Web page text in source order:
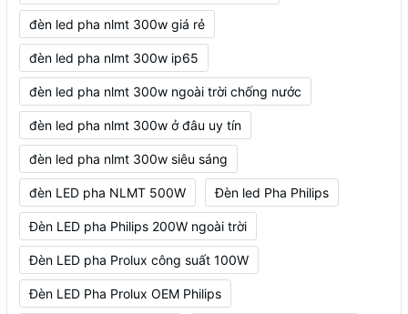
đèn led pha nlmt 300w giá rẻ
đèn led pha nlmt 300w ip65
đèn led pha nlmt 300w ngoài trời chống nước
đèn led pha nlmt 300w ở đâu uy tín
đèn led pha nlmt 300w siêu sáng
đèn LED pha NLMT 500W Đèn led Pha Philips
Đèn LED pha Philips 200W ngoài trời
Đèn LED pha Prolux công suất 100W
Đèn LED Pha Prolux OEM Philips